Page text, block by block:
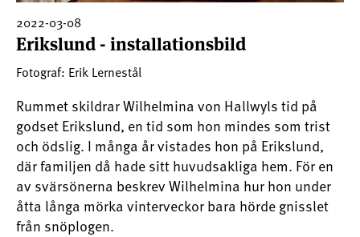
2022-03-08
Erikslund - installationsbild
Fotograf: Erik Lernestål
Rummet skildrar Wilhelmina von Hallwyls tid på
godset Erikslund, en tid som hon mindes som trist
och ödslig. I många år vistades hon på Erikslund,
där familjen då hade sitt huvudsakliga hem. För en
av svärsönerna beskrev Wilhelmina hur hon under
åtta långa mörka vinterveckor bara hörde gnisslet
från snöplogen.